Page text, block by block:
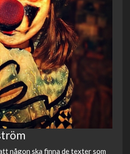
någon ska finna de texter som